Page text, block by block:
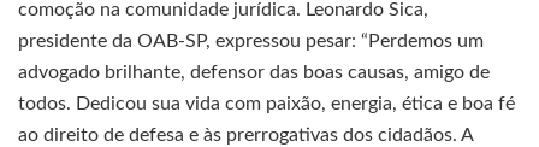
comoção na comunidade jurídica. Leonardo Sica,
presidente da OAB-SP, expressou pesar: “Perdemos um
advogado brilhante, defensor das boas causas, amigo de
todos. Dedicou sua vida com paixão, energia, ética e boa fé
ao direito de defesa e às prerrogativas dos cidadãos. A